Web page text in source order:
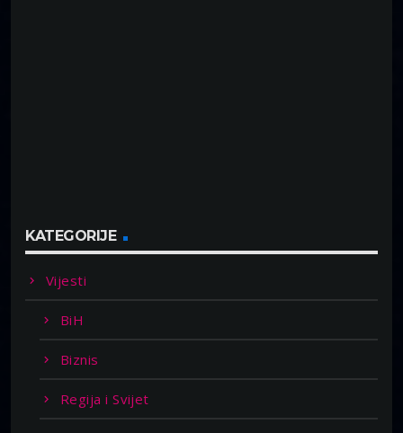
KATEGORIJE
Vijesti
BiH
Biznis
Regija i Svijet